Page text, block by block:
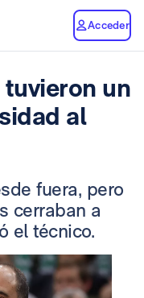
Acceder
un
al
fuera, pero
cerraban a
el técnico.